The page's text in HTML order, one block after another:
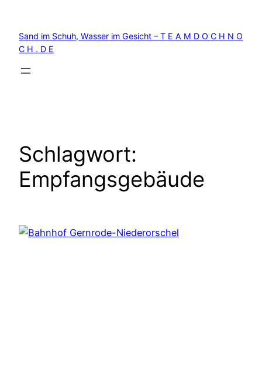
springen
Sand im Schuh, Wasser im Gesicht – T E A M D O C H N O
C H . D E
Schlagwort:
Empfangsgebäude